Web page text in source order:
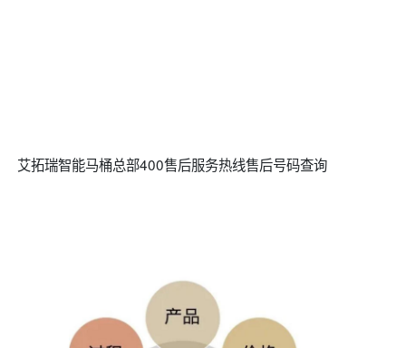
艾拓瑞智能马桶总部400售后服务热线售后号码查询